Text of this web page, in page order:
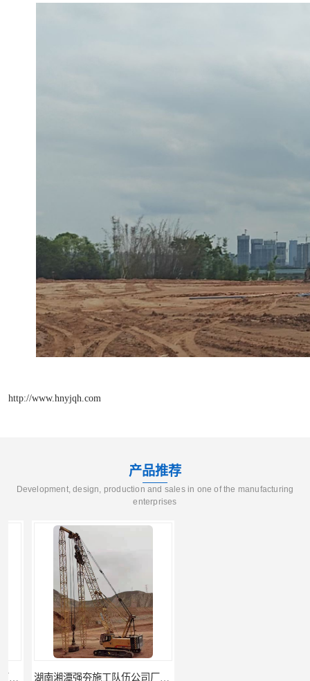
http://www.hnyjqh.com
产品推荐
Development, design, production and sales in one of the manufacturing
enterprises
湖南湘潭强夯施工队伍公司厂房地基强夯施工